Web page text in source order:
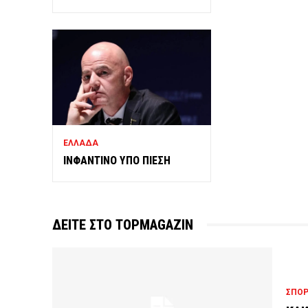
ΕΛΛΑΔΑ
ΙΝΦΑΝΤΙΝΟ ΥΠΟ ΠΙΕΣΗ
ΔΕΙΤΕ ΣΤΟ TOPMAGAZIN
ΣΠΟΡ